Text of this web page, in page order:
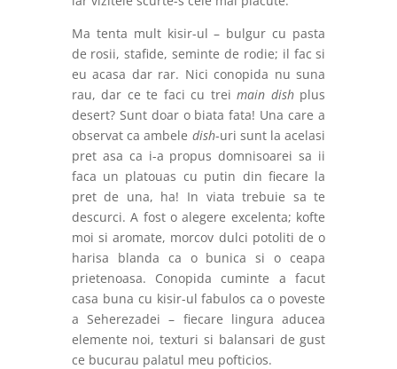
Ma tenta mult kisir-ul – bulgur cu pasta
de rosii, stafide, seminte de rodie; il fac si
eu acasa dar rar. Nici conopida nu suna
rau, dar ce te faci cu treimain dish plus
desert? Sunt doar o biata fata! Una care a
observat ca ambele dish-uri sunt la acelasi
pret asa ca i-a propus domnisoarei sa ii
faca un platouas cu putin din fiecare la
pret de una, ha! In viata trebuie sa te
descurci. A fost o alegere excelenta; kofte
moi si aromate, morcov dulci potoliti de o
harisa blanda ca o bunica si o ceapa
prietenoasa. Conopida cuminte a facut
casa buna cu kisir-ul fabulos ca o poveste
a Seherezadei – fiecare lingura aducea
elemente noi, texturi si balansari de gust
ce bucurau palatul meu pofticios.